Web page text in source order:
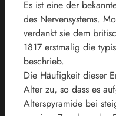
Es ist eine der
des Nervensystems.
verdankt sie dem
1817 erstmalig die
beschrieb.
Die Häufigkeit dieser
Alter zu, so dass es
Alterspyramide bei